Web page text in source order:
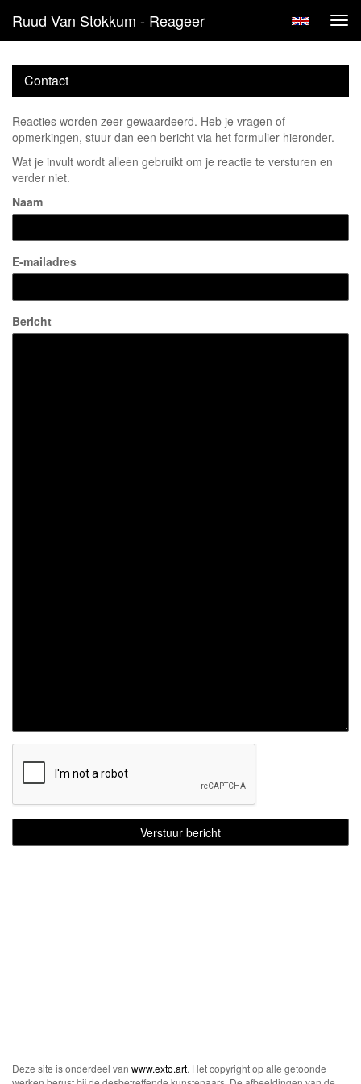
Ruud Van Stokkum - Reageer
Contact
Reacties worden zeer gewaardeerd. Heb je vragen of
opmerkingen, stuur dan een bericht via het formulier hieronder.
Wat je invult wordt alleen gebruikt om je reactie te versturen en
verder niet.
Naam
E-mailadres
Bericht
Deze site is onderdeel van www.exto.art. Het copyright op alle getoonde